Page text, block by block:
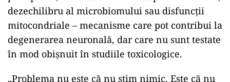
dezechilibru al microbiomului sau disfuncții
mitocondriale – mecanisme care pot contribui la
degenerarea neuronală, dar care nu sunt testate
în mod obișnuit în studiile toxicologice.
„Problema nu este că nu știm nimic. Este că nu